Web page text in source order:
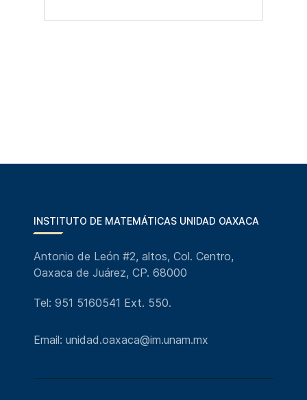
INSTITUTO DE MATEMÁTICAS UNIDAD OAXACA
Antonio de León #2, altos, Col. Centro,
Oaxaca de Juárez, CP. 68000
Tel: 951 5160541 Ext. 550.
Email: unidad.oaxaca@im.unam.mx